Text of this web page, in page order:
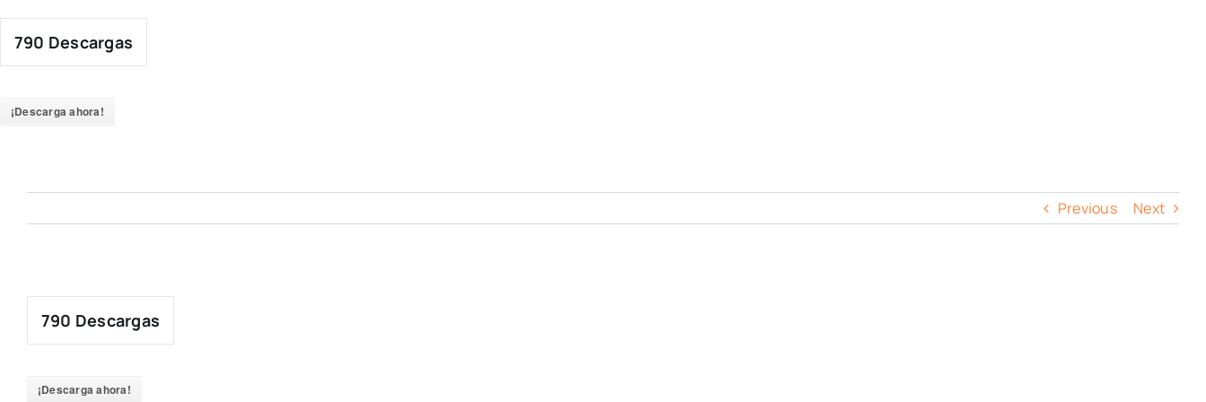
content
790 Descargas
¡Descarga ahora!
Previous Next
790 Descargas
¡Descarga ahora!